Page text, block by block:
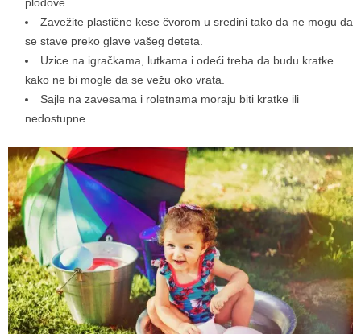
plodove.
Zavežite plastične kese čvorom u sredini tako da ne mogu da
se stave preko glave vašeg deteta.
Uzice na igračkama, lutkama i odeći treba da budu kratke
kako ne bi mogle da se vežu oko vrata.
Sajle na zavesama i roletnama moraju biti kratke ili
nedostupne.